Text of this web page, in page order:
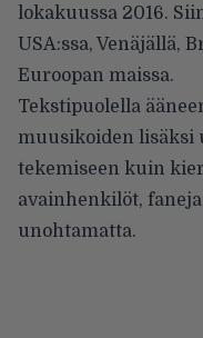
lokakuussa 2016.
USA:ssa, Venäjällä,
Euroopan maissa.
Tekstipuolella
muusikoiden lisäksi
tekemiseen kuin
avainhenkilöt,
unohtamatta.